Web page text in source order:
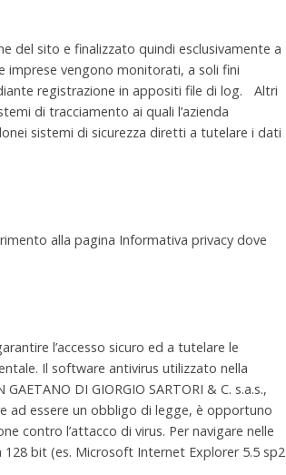
del sito e finalizzato quindi esclusivamente a
imprese vengono monitorati, a soli fini
registrazione in appositi file di log. Altri
di tracciamento ai quali l’azienda
sistemi di sicurezza diretti a tutelare i dati
alla pagina Informativa privacy dove
l’accesso sicuro ed a tutelare le
Il software antivirus utilizzato nella
DI GIORGIO SARTORI & C. s.a.s.,
ad essere un obbligo di legge, è opportuno
contro l’attacco di virus. Per navigare nelle
bit (es. Microsoft Internet Explorer 5.5 sp2